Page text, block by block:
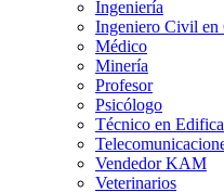
Ingeniería
Ingeniero Civil en
Médico
Minería
Profesor
Psicólogo
Técnico en
Vendedor KAM
Veterinarios